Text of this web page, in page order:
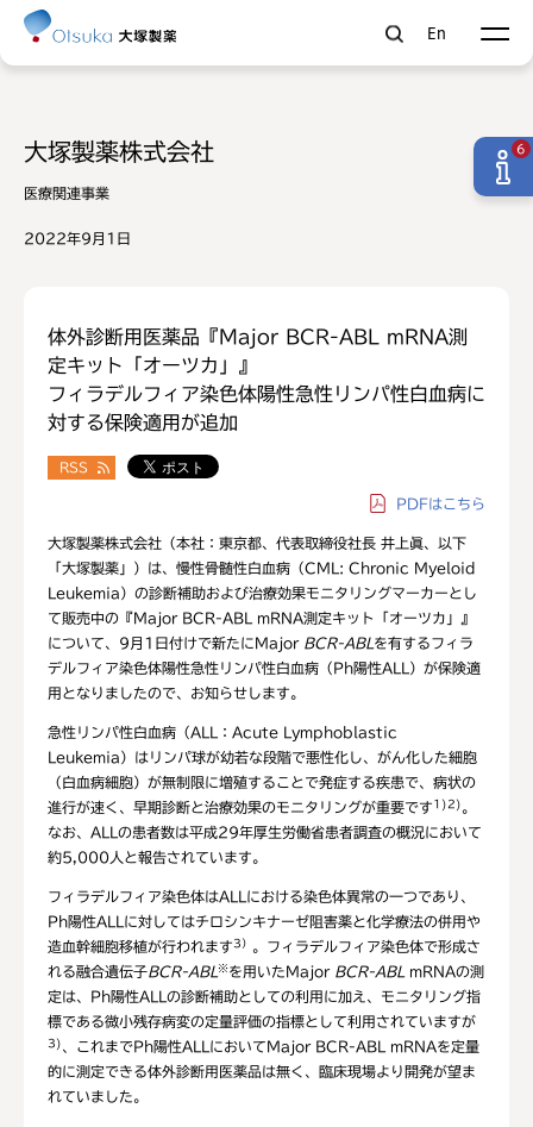
En
大塚製薬株式会社
医療関連事業
2022年9月1日
体外診断用医薬品『Major BCR-ABL mRNA測
定キット「オーツカ」』
フィラデルフィア染色体陽性急性リンパ性白血病に
対する保険適用が追加
RSS
PDFはこちら
大塚製薬株式会社（本社：東京都、代表取締役社長 井上眞、以下
「大塚製薬」）は、慢性骨髄性白血病（CML: Chronic Myeloid
Leukemia）の診断補助および治療効果モニタリングマーカーとし
て販売中の『Major BCR-ABL mRNA測定キット「オーツカ」』
について、9月1日付けで新たにMajor BCR-ABL を有するフィラ
デルフィア染色体陽性急性リンパ性白血病（Ph陽性ALL）が保険適
用となりましたので、お知らせします。
急性リンパ性白血病（ALL：Acute Lymphoblastic
Leukemia）はリンパ球が幼若な段階で悪性化し、がん化した細胞
（白血病細胞）が無制限に増殖することで発症する疾患で、病状の
進行が速く、早期診断と治療効果のモニタリングが重要です 1)2) 。
なお、ALLの患者数は平成29年厚生労働省患者調査の概況において
約5,000人と報告されています。
フィラデルフィア染色体はALLにおける染色体異常の一つであり、
Ph陽性ALLに対してはチロシンキナーゼ阻害薬と化学療法の併用や
造血幹細胞移植が行われます 3 ）
。フィラデルフィア染色体で形成さ
れる融合遺伝子BCR-ABL ※ を用いたMajor BCR-ABL mRNAの測
定は、Ph陽性ALLの診断補助としての利用に加え、モニタリング指
標である微小残存病変の定量評価の指標として利用されていますが
3) 、これまでPh陽性ALLにおいてMajor BCR-ABL mRNAを定量
的に測定できる体外診断用医薬品は無く、臨床現場より開発が望ま
れていました。
6